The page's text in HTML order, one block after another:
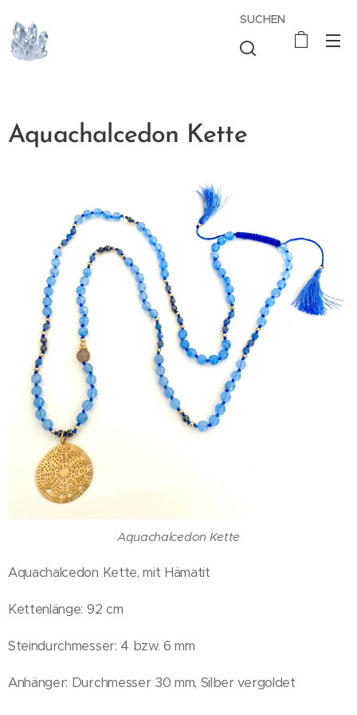
SUCHEN
Aquachalcedon Kette
Aquachalcedon Kette
Aquachalcedon Kette, mit Hämatit
Kettenlänge: 92 cm
Steindurchmesser: 4 bzw. 6 mm
Anhänger: Durchmesser 30 mm, Silber vergoldet